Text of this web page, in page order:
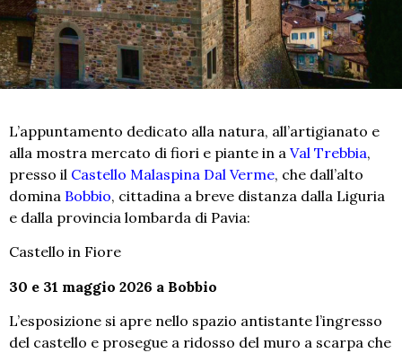
L’appuntamento dedicato alla natura, all’artigianato e
alla mostra mercato di fiori e piante in a Val Trebbia,
presso il Castello Malaspina Dal Verme, che dall’alto
domina Bobbio, cittadina a breve distanza dalla Liguria
e dalla provincia lombarda di Pavia:
Castello in Fiore
30 e 31 maggio 2026 a Bobbio
L’esposizione si apre nello spazio antistante l’ingresso
del castello e prosegue a ridosso del muro a scarpa che